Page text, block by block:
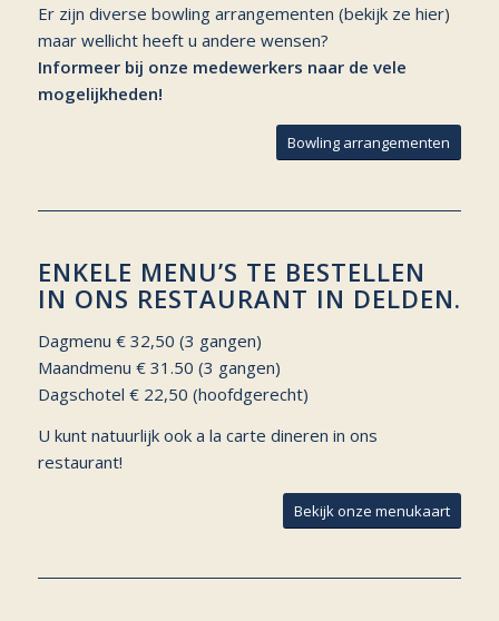
Er zijn diverse bowling arrangementen (bekijk ze hier)
maar wellicht heeft u andere wensen?
Informeer bij onze medewerkers naar de vele
mogelijkheden!
Bowling arrangementen
ENKELE MENU’S TE BESTELLEN
IN ONS RESTAURANT IN DELDEN.
Dagmenu € 32,50 (3 gangen)
Maandmenu € 31.50 (3 gangen)
Dagschotel € 22,50 (hoofdgerecht)
U kunt natuurlijk ook a la carte dineren in ons
restaurant!
Bekijk onze menukaart